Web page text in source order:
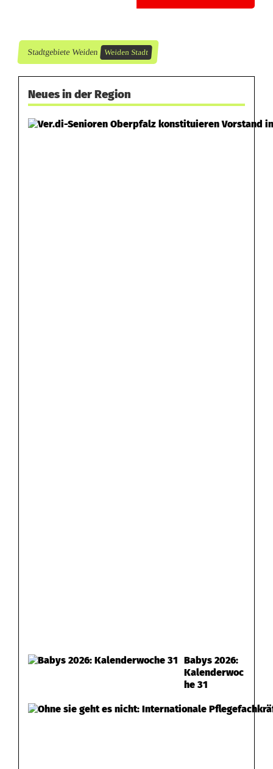
Stadtgebiete Weiden Weiden Stadt
Neues in der Region
Babys 2026:
Kalenderwoc
he 31